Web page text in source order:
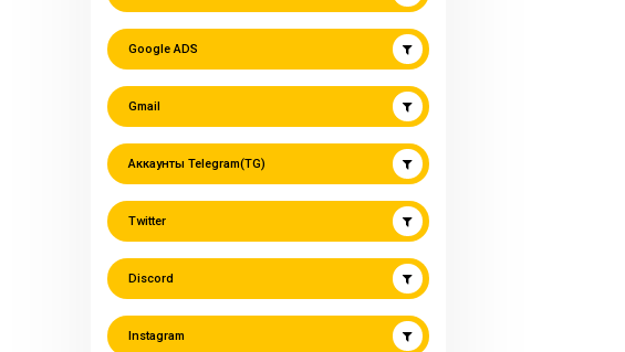
Google ADS
Gmail
Аккаунты Telegram(TG)
Twitter
Discord
Instagram